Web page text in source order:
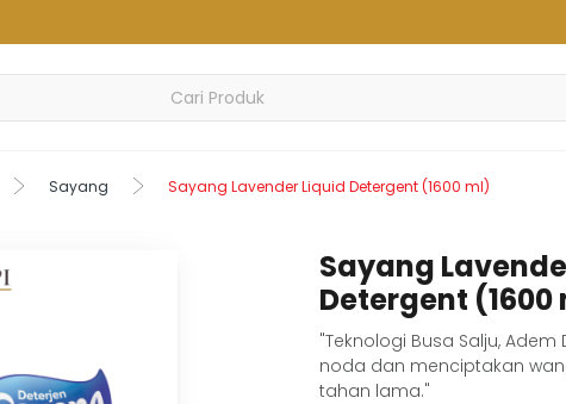
Sayang Sayang Lavender Liquid Detergent (1600 ml)
Sayang
Detergent (1600
"Teknologi Busa Salju,
noda dan menciptakan
tahan lama."